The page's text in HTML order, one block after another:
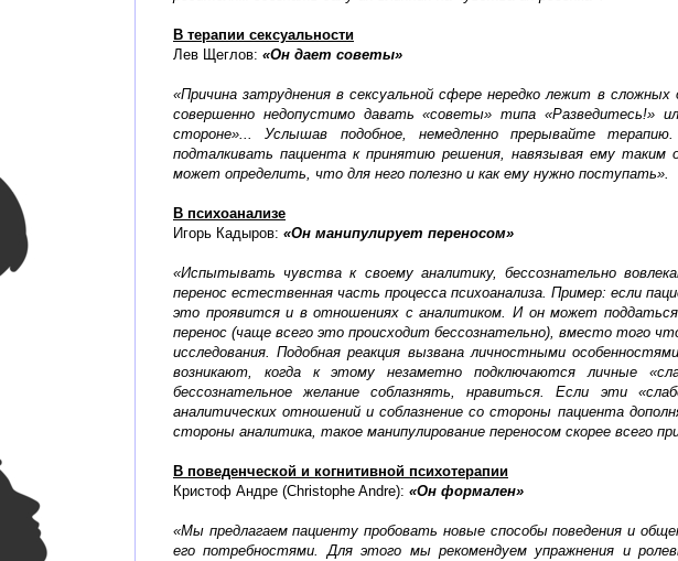
В терапии сексуальности
Лев Щеглов: «Он дает советы»
«Причина затруднения в сексуальной сфере нередко лежит в
совершенно недопустимо давать «советы» типа «Разведитесь!»
стороне»... Услышав подобное, немедленно прерывайте
подталкивать пациента к принятию решения, навязывая ему таким
может определить, что для него полезно и как ему нужно поступать».
В психоанализе
Игорь Кадыров: «Он манипулирует переносом»
«Испытывать чувства к своему аналитику, бессознательно
перенос естественная часть процесса психоанализа. Пример: если
это проявится и в отношениях с аналитиком. И он может
перенос (чаще всего это происходит бессознательно), вместо того
исследования. Подобная реакция вызвана личностными
возникают, когда к этому незаметно подключаются личные
бессознательное желание соблазнять, нравиться. Если эти
аналитических отношений и соблазнение со стороны пациента
стороны аналитика, такое манипулирование переносом скорее всего
В поведенческой и когнитивной психотерапии
Кристоф Андре (Christophe Andre): «Он формален»
«Мы предлагаем пациенту пробовать новые способы поведения и
его потребностями. Для этого мы рекомендуем упражнения и